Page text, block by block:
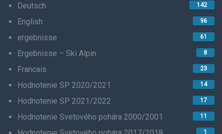
Deutsch 142
English 96
ergebnisse 61
Ergebnisse – Ski Alpin 8
Francais 23
Hodnotenie SP 2020/2021 14
Hodnotenie SP 2021/2022 17
Hodnotenie Svetového pohára 2000/2001 11
1